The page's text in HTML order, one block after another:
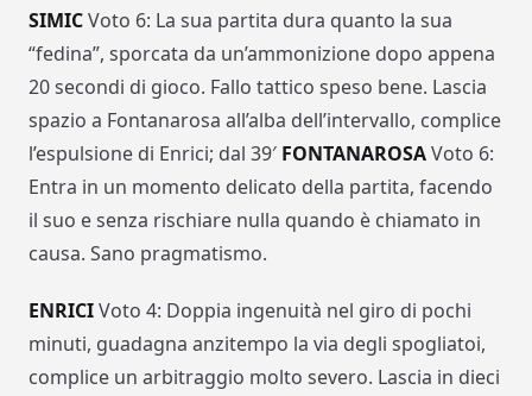
SIMICVoto 6: La sua partita dura quanto la sua
“fedina”, sporcata da un’ammonizione dopo appena
20 secondi di gioco. Fallo tattico speso bene. Lascia
spazio a Fontanarosa all’alba dell’intervallo, complice
l’espulsione di Enrici; dal 39′ FONTANAROSAVoto 6:
Entra in un momento delicato della partita, facendo
il suo e senza rischiare nulla quando è chiamato in
causa. Sano pragmatismo.
ENRICIVoto 4: Doppia ingenuità nel giro di pochi
minuti, guadagna anzitempo la via degli spogliatoi,
complice un arbitraggio molto severo. Lascia in dieci